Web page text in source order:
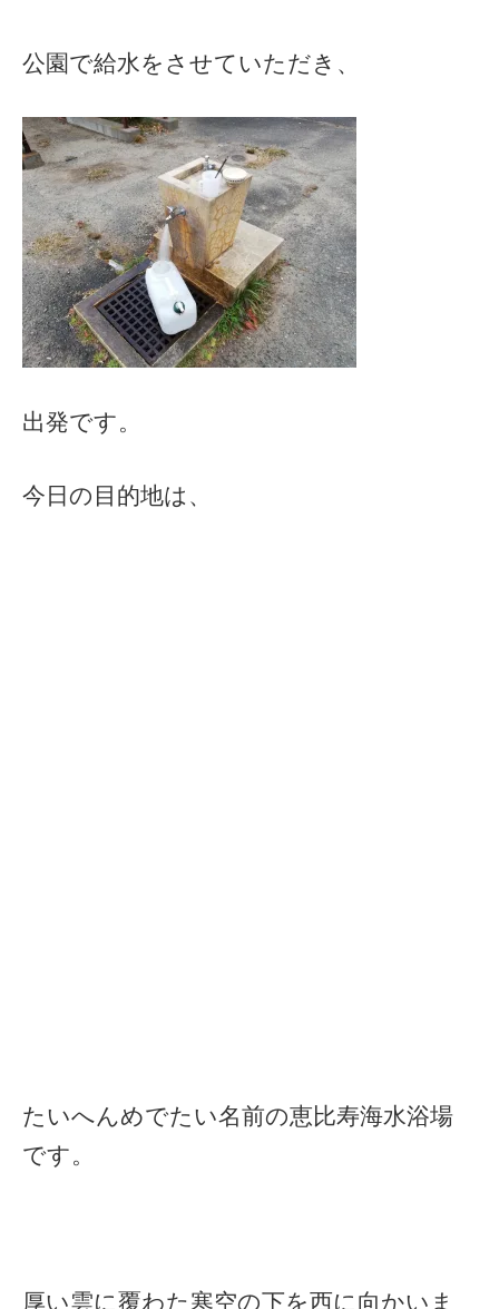
公園で給水をさせていただき、
出発です。
今日の目的地は、
たいへんめでたい名前の恵比寿海水浴場
です。
厚い雲に覆わた寒空の下を西に向かいま